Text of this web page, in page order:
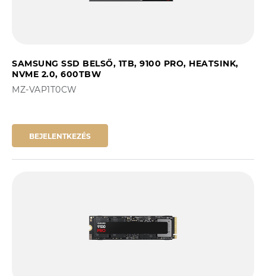
SAMSUNG SSD BELSŐ, 1TB, 9100 PRO, HEATSINK,
NVME 2.0, 600TBW
MZ-VAP1T0CW
BEJELENTKEZÉS